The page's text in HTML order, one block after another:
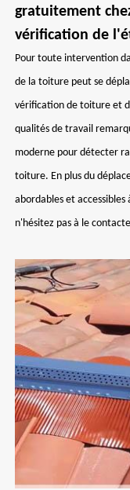
gratuitement
vérification de
Pour toute intervention
de la toiture peut se
vérification de toiture et
qualités de travail
moderne pour détecter
toiture. En plus du
abordables et accessibles
n'hésitez pas à le